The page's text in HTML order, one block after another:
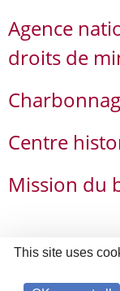
Agence
droits de
Centre
Mission du
This site uses